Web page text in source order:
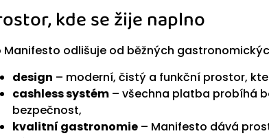
kde se žije naplno
Manifesto odlišuje od běžných
design – moderní, čistý a funkční prostor,
cashless systém – všechna platba probíhá
bezpečnost,
kvalitní gastronomie – Manifesto dává